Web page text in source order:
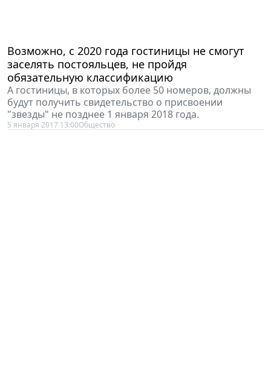
Возможно, с 2020 года гостиницы не смогут
заселять постояльцев, не пройдя
обязательную классификацию
А гостиницы, в которых более 50 номеров, должны
будут получить свидетельство о присвоении
"звезды" не позднее 1 января 2018 года.
5 января 2017 13:00Общество